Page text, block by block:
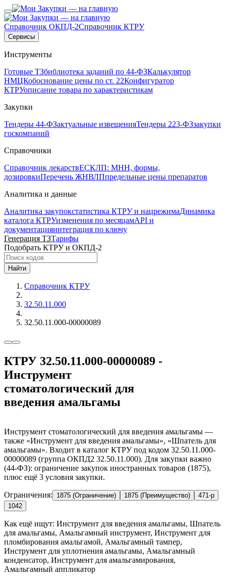
Справочник ОКПД-2Справочник КТРУ
Сервисы
Инструменты
Готовые ТЗбиблиотека заданий по 44-ФЗКалькулятор
НМЦКобоснование цены по ст. 22Конфигуратор
КТРУописание товара по характеристикам
Закупки
Тендеры 44-ФЗактуальные извещенияТендеры 223-ФЗзакупки
госкомпаний
Справочники
Справочник лекарствЕСКЛП: МНН, формы,
дозировкиПеречень ЖНВЛПпредельные цены препаратов
Аналитика и данные
Аналитика закупокстатистика КТРУ и нацрежимаДинамика
каталога КТРУизменения по месяцамAPI и
документацияинтеграция по ключу
Генерация ТЗТарифы
Подобрать КТРУ и ОКПД-2
Найти
Справочник КТРУ
32.50.11.000
32.50.11.000-00000089
КТРУ 32.50.11.000-00000089 -
Инструмент
стоматологический для
введения амальгамы
Инструмент стоматологический для введения амальгамы —
также «Инструмент для введения амальгамы», «Шпатель для
амальгамы». Входит в каталог КТРУ под кодом 32.50.11.000-
00000089 (группа ОКПД2 32.50.11.000). Для закупки важно
(44-ФЗ): ограничение закупок иностранных товаров (1875),
плюс ещё 3 условия закупки.
Ограничения: 1875 (Ограничение) 1875 (Преимущество)
471-р
1042
Как ещё ищут: Инструмент для введения амальгамы, Шпатель
для амальгамы, Амальгамный инструмент, Инструмент для
пломбирования амальгамой, Амальгамный тампер,
Инструмент для уплотнения амальгамы, Амальгамный
конденсатор, Инструмент для амальгамирования,
Амальгамный аппликатор